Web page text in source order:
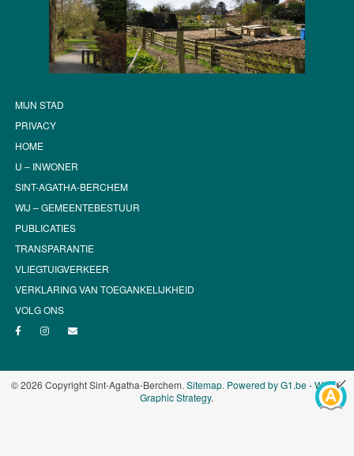
MIJN STAD
PRIVACY
HOME
U – INWONER
SINT-AGATHA-BERCHEM
WIJ – GEMEENTEBESTUUR
PUBLICATIES
TRANSPARANTIE
VLIEGTUIGVERKEER
VERKLARING VAN TOEGANKELIJKHEID
VOLG ONS
© 2026 Copyright Sint-Agatha-Berchem. Sitemap. Powered by G1.be - Web &
Graphic Strategy.